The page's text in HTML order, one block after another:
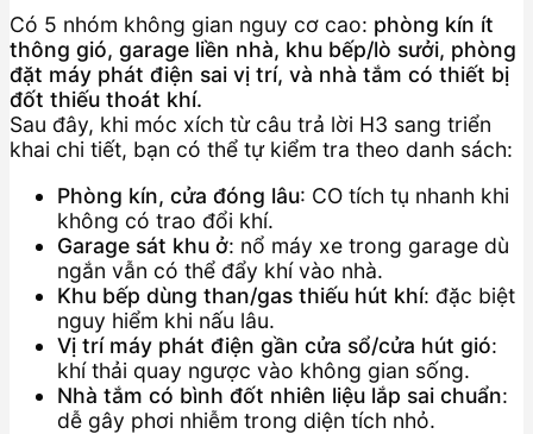
Có 5 nhóm không gian nguy cơ cao: phòng kín ít
thông gió, garage liền nhà, khu bếp/lò sưởi, phòng
đặt máy phát điện sai vị trí, và nhà tắm có thiết bị
đốt thiếu thoát khí.
Sau đây, khi móc xích từ câu trả lời H3 sang triển
khai chi tiết, bạn có thể tự kiểm tra theo danh sách:
Phòng kín, cửa đóng lâu: CO tích tụ nhanh khi
không có trao đổi khí.
Garage sát khu ở: nổ máy xe trong garage dù
ngắn vẫn có thể đẩy khí vào nhà.
Khu bếp dùng than/gas thiếu hút khí: đặc biệt
nguy hiểm khi nấu lâu.
Vị trí máy phát điện gần cửa sổ/cửa hút gió:
khí thải quay ngược vào không gian sống.
Nhà tắm có bình đốt nhiên liệu lắp sai chuẩn:
dễ gây phơi nhiễm trong diện tích nhỏ.